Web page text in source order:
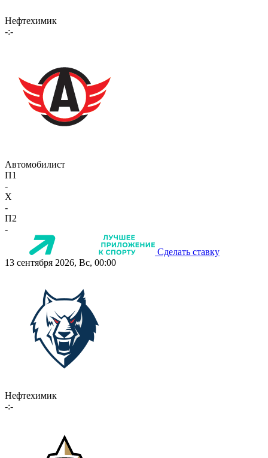
Нефтехимик
-:-
Автомобилист
П1
-
X
-
П2
-
Сделать ставку
13 сентября 2026, Вс, 00:00
Нефтехимик
-:-